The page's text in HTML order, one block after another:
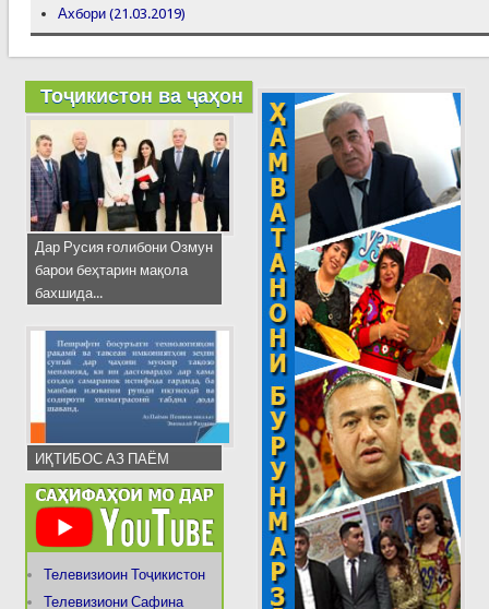
Ахбори (21.03.2019)
Тоҷикистон ва ҷаҳон
Дар Русия ғолибони Озмун
барои беҳтарин мақола
бахшида...
ИҚТИБОС АЗ ПАЁМ
Телевизиоин Тоҷикистон
Телевизиони Сафина